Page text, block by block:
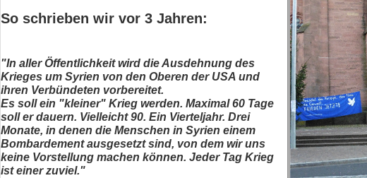
So schrieben wir vor 3 Jahren:
"In aller Öffentlichkeit wird die Ausdehnung des
Krieges um Syrien von den Oberen der USA und
ihren Verbündeten vorbereitet.
Es soll ein "kleiner" Krieg werden. Maximal 60 Tage
soll er dauern. Vielleicht 90. Ein Vierteljahr. Drei
Monate, in denen die Menschen in Syrien einem
Bombardement ausgesetzt sind, von dem wir uns
keine Vorstellung machen können. Jeder Tag Krieg
ist einer zuviel."